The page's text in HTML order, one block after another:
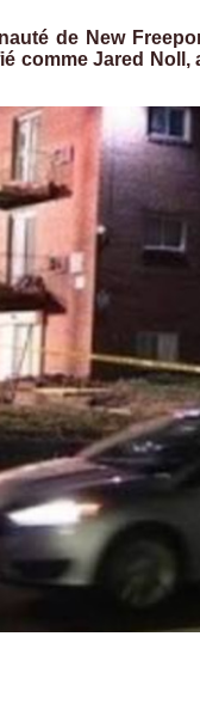
de New
comme Jared